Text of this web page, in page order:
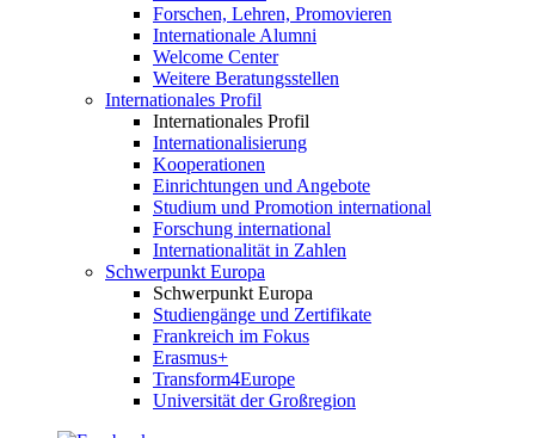
Forschen, Lehren, Promovieren
Internationale Alumni
Welcome Center
Weitere Beratungsstellen
Internationales Profil
Internationales Profil
Internationalisierung
Kooperationen
Einrichtungen und Angebote
Studium und Promotion international
Forschung international
Internationalität in Zahlen
Schwerpunkt Europa
Schwerpunkt Europa
Studiengänge und Zertifikate
Frankreich im Fokus
Erasmus+
Transform4Europe
Universität der Großregion